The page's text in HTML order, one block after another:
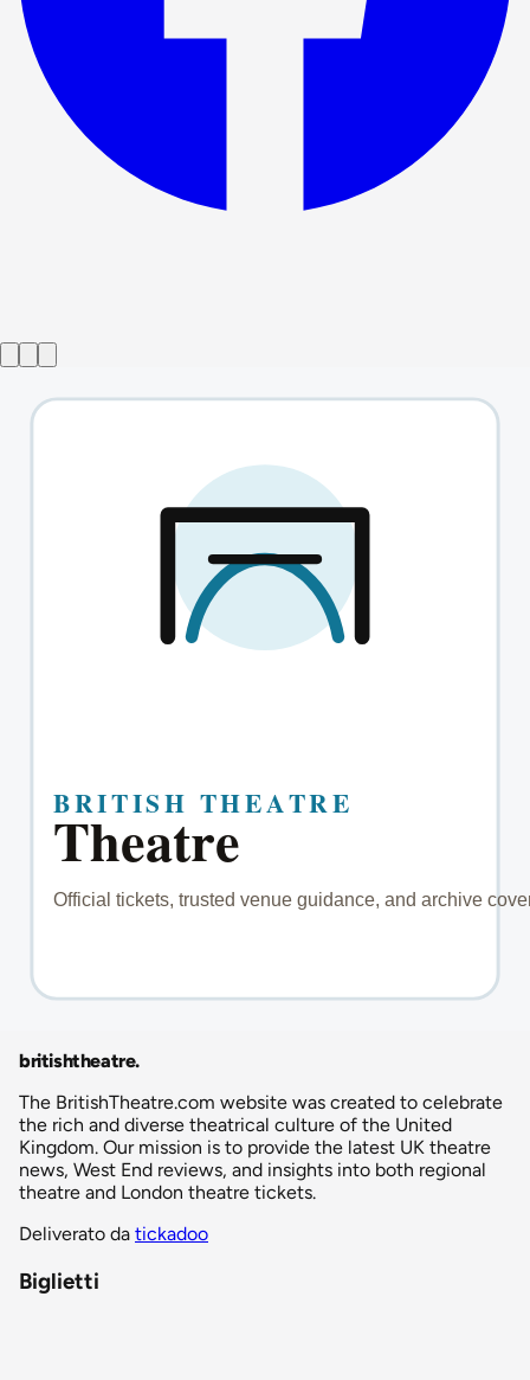
britishtheatre.
The BritishTheatre.com website was created to celebrate
the rich and diverse theatrical culture of the United
Kingdom. Our mission is to provide the latest UK theatre
news, West End reviews, and insights into both regional
theatre and London theatre tickets.
Deliverato da tickadoo
Biglietti